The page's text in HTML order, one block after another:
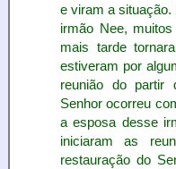
e viram a
irmão Nee,
mais tarde
estiveram por
reunião do partir
Senhor ocorreu
a esposa desse
iniciaram as
restauração do